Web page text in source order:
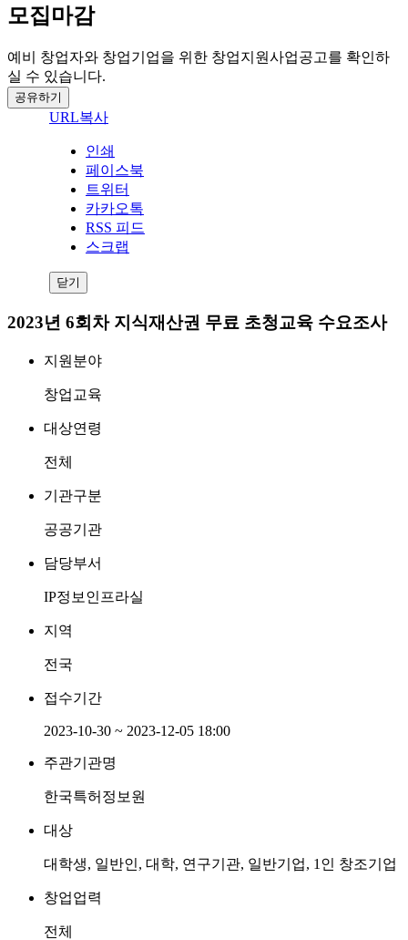
모집마감
예비 창업자와 창업기업을 위한 창업지원사업공고를 확인하
실 수 있습니다.
공유하기
URL복사
인쇄
페이스북
트위터
카카오톡
RSS 피드
스크랩
닫기
2023년 6회차 지식재산권 무료 초청교육 수요조사
지원분야
창업교육
대상연령
전체
기관구분
공공기관
담당부서
IP정보인프라실
지역
전국
접수기간
2023-10-30 ~ 2023-12-05 18:00
주관기관명
한국특허정보원
대상
대학생, 일반인, 대학, 연구기관, 일반기업, 1인 창조기업
창업업력
전체